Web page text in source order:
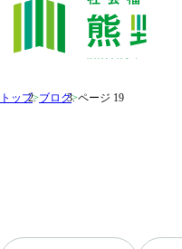
トップ>ブログ>ページ 19